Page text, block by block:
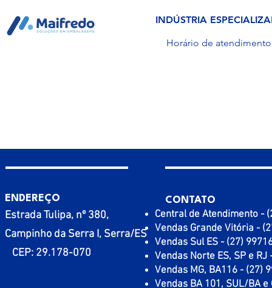
INDÚSTRIA
Horário de
ENDEREÇO
Estrada Tulipa, nº 380,
Campinho da Serra I, Serra/ES
CEP: 29.178-070
CONTATO
Central de Atendimento -
Vendas Grande Vitória -
Vendas Sul ES - (27)
Vendas Norte ES, SP e
Vendas MG, BA116 - (27)
Vendas BA 101, SUL/BA